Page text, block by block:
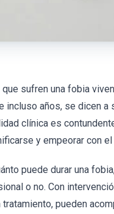
sufren una fobia
incluso años, se dicen a
clínica es
y empeorar con
puede durar una
o no. Con
pueden